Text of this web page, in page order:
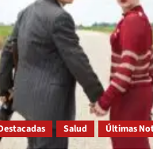
Salud Últimas